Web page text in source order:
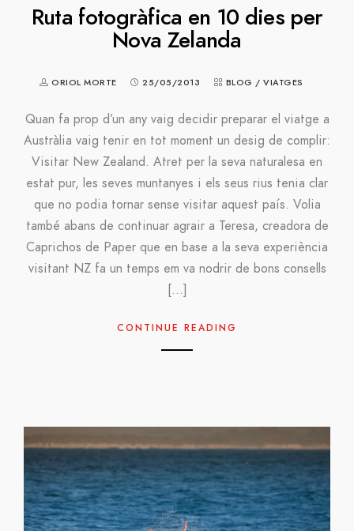
Ruta fotogràfica en 10 dies per
Nova Zelanda
ORIOL MORTE 25/05/2013 BLOG /VIATGES
Quan fa prop d’un any vaig decidir preparar el viatge a
Austràlia vaig tenir en tot moment un desig de complir:
Visitar New Zealand. Atret per la seva naturalesa en
estat pur, les seves muntanyes i els seus rius tenia clar
que no podia tornar sense visitar aquest país. Volia
també abans de continuar agrair a Teresa, creadora de
Caprichos de Paper que en base a la seva experiència
visitant NZ fa un temps em va nodrir de bons consells
[…]
CONTINUE READING